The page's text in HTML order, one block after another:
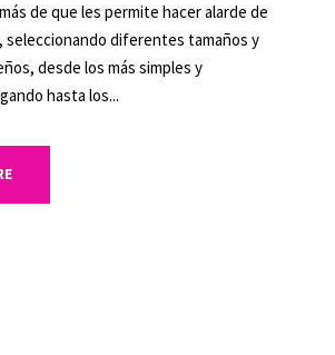
de que les permite hacer alarde de
seleccionando diferentes tamaños y
desde los más simples y
hasta los...